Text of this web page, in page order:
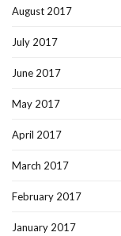
August 2017
July 2017
June 2017
May 2017
April 2017
March 2017
February 2017
January 2017